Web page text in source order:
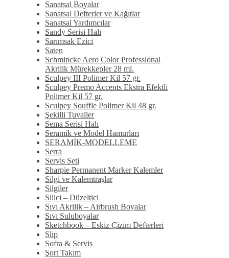
Sanatsal Boyalar
Sanatsal Defterler ve Kağıtlar
Sanatsal Yardımcılar
Sandy Serisi Halı
Sarımsak Ezici
Saten
Schmincke Aero Color Professional
Akrilik Mürekkepler 28 ml.
Sculpey III Polimer Kil 57 gr.
Sculpey Premo Accents Ekstra Efektli
Polimer Kil 57 gr.
Sculpey Souffle Polimer Kil 48 gr.
Şekilli Tuvaller
Sema Serisi Halı
Seramik ve Model Hamurları
SERAMİK-MODELLEME
Serra
Servis Seti
Sharpie Permanent Marker Kalemler
Silgi ve Kalemtraşlar
Silgiler
Silici – Düzeltici
Sıvı Akrilik – Airbrush Boyalar
Sıvı Suluboyalar
Sketchbook – Eskiz Çizim Defterleri
Slip
Sofra & Servis
Şort Takım